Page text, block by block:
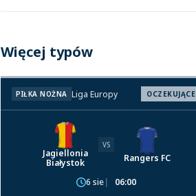
Więcej typów
PIŁKA NOŻNA Liga Europy OCZEKUJĄCE
Jagiellonia
Białystok
VS
Rangers FC
6 sie 06:00